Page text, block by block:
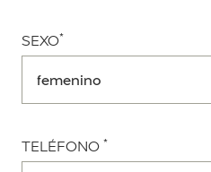
SEXO*
TELÉFONO *